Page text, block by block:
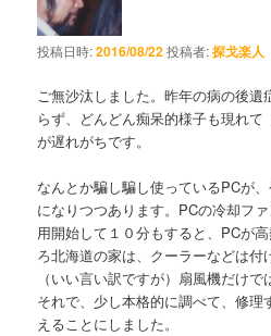
投稿日時:2016/08/22投稿者:探戈楽人
ご無沙汰しました。昨年の病の後遺
らず、どんどん痴呆的様子も現れ
が遅れがちです。
なんとか騙し騙し使っているPCが
になりつつあります。PCの冷却フ
用開始して１０分もすると、PCが
ろ北海道の家は、クーラーなどは付
（いい言い訳ですが）扇風機だけで
それで、少し本格的に調べて、修
えることにしました。